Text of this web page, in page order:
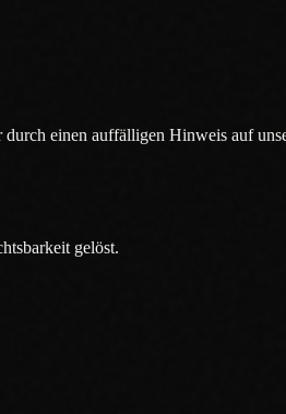
einen auffälligen Hinweis auf
gelöst.